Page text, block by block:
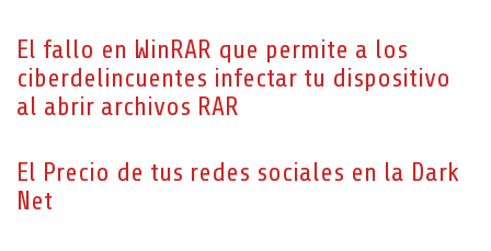
El fallo en WinRAR que permite a los
ciberdelincuentes infectar tu dispositivo
al abrir archivos RAR
El Precio de tus redes sociales en la Dark
Net